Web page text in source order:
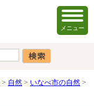
メニュー
> 自然 > いなべ市の自然 >